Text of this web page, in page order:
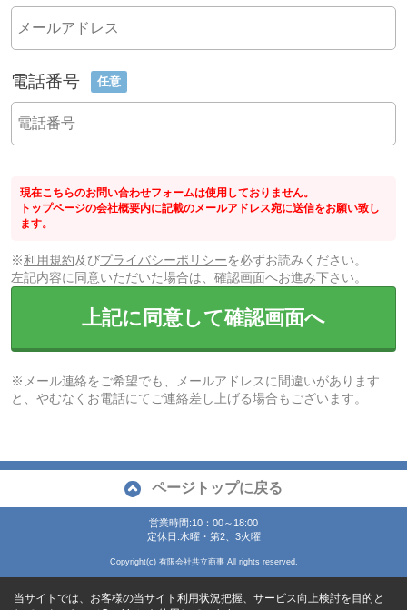
電話番号 任意
現在こちらのお問い合わせフォームは使用しておりません。
トップページの会社概要内に記載のメールアドレス宛に送信をお願い致し
ます。
※利用規約及びプライバシーポリシーを必ずお読みください。
左記内容に同意いただいた場合は、確認画面へお進み下さい。
上記に同意して確認画面へ
※メール連絡をご希望でも、メールアドレスに間違いがあります
と、やむなくお電話にてご連絡差し上げる場合もございます。
ページトップに戻る
営業時間:10：00～18:00
定休日:水曜・第2、3火曜
Copyright(c) 有限会社共立商事 All rights reserved.
当サイトでは、お客様の当サイト利用状況把握、サービス向上検討を目的と